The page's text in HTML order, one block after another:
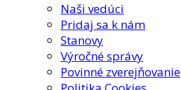
Naši vedúci
Pridaj sa k nám
Stanovy
Výročné správy
Povinné zverejňovanie